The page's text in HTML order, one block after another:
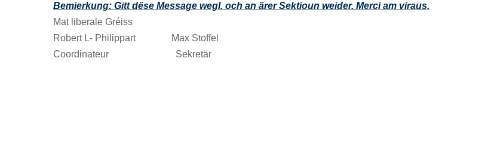
Bemierkung: Gitt dëse Message wegl. och an ärer Sektioun weider. Merci am viraus.
Mat liberale Gréiss
Robert L- Philippart Max Stoffel
Coordinateur Sekretär